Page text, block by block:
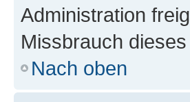
Administration
Missbrauch
Nach oben